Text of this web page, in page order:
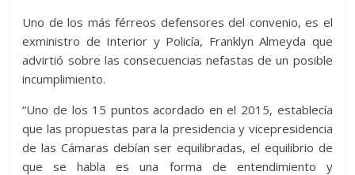
Uno de los más férreos defensores del convenio, es el
exministro de Interior y Policía, Franklyn Almeyda que
advirtió sobre las consecuencias nefastas de un posible
incumplimiento.
“Uno de los 15 puntos acordado en el 2015, establecía
que las propuestas para la presidencia y vicepresidencia
de las Cámaras debían ser equilibradas, el equilibrio de
que se habla es una forma de entendimiento y